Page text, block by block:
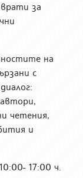
за
на
с
четения,
и
17:00 ч.